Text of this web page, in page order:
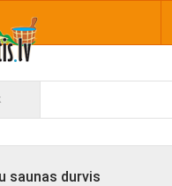
saunas durvis